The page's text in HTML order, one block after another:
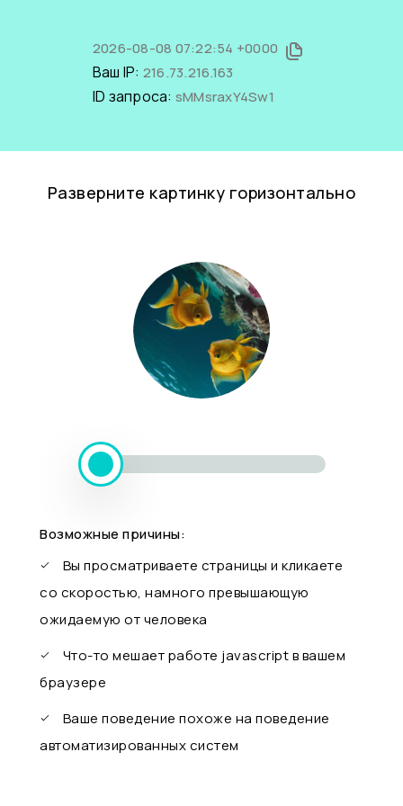
2026-08-08 07:22:54 +0000
Ваш IP: 216.73.216.163
ID запроса: sMMsraxY4Sw1
Разверните картинку горизонтально
Возможные причины:
Вы просматриваете страницы и кликаете
со скоростью, намного превышающую
ожидаемую от человека
Что-то мешает работе javascript в вашем
браузере
Ваше поведение похоже на поведение
автоматизированных систем